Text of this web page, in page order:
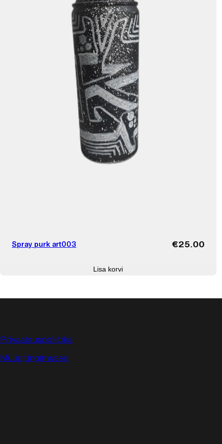
Spray purk art003 €25.00
Lisa korvi
Privaatsuspoliitika
Müügitingimused